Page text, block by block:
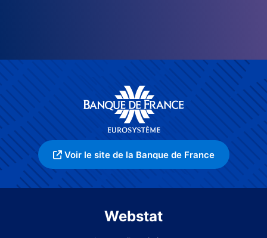
Voir le site de la Banque de France
Webstat